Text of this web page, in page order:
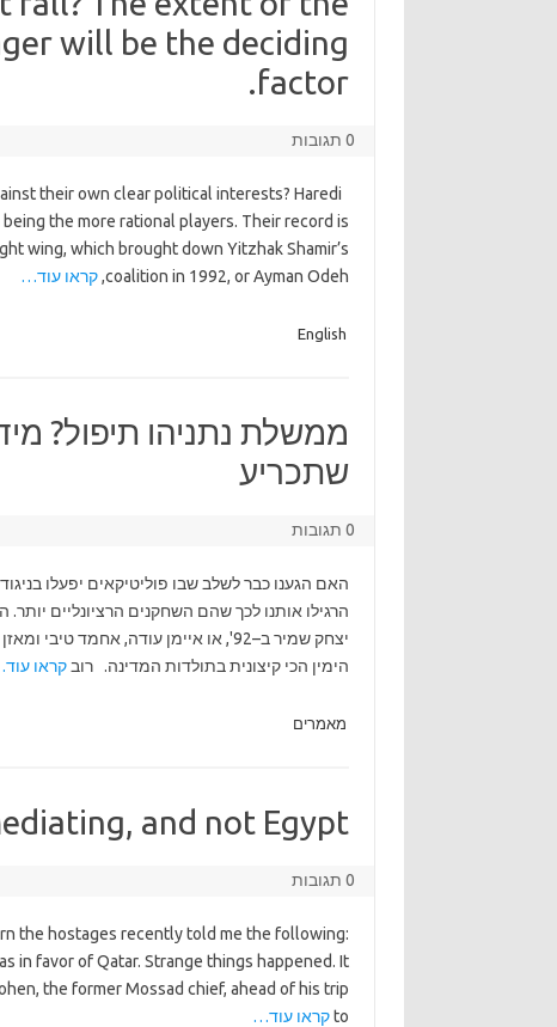
will be the deciding
factor.
0 תגובות
their own clear political interests? Haredi
the more rational players. Their record is
wing, which brought down Yitzhak Shamir’s
coalition in 1992, or Ayman Odeh, קראו עוד…
English
ממשלת נתניהו תיפול?
שתכריע
0 תגובות
האם הגענו כבר לשלב שבו פוליטיקאים יפעלו
הרגילו אותנו לכך שהם השחקנים הרציונליים
יצחק שמיר ב–92', או איימן עודה, אחמד
הימין הכי קיצונית בתולדות המדינה. רובקראו
מאמרים
and not Egypt?
0 תגובות
the hostages recently told me the following:
in favor of Qatar. Strange things happened. It
the former Mossad chief, ahead of his trip
to קראו עוד…